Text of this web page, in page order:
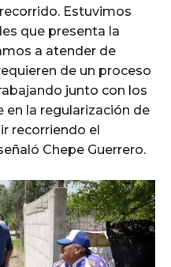
Estuvimos
que presenta la
a atender de
de un proceso
junto con los
la regularización de
recorriendo el
Chepe Guerrero.